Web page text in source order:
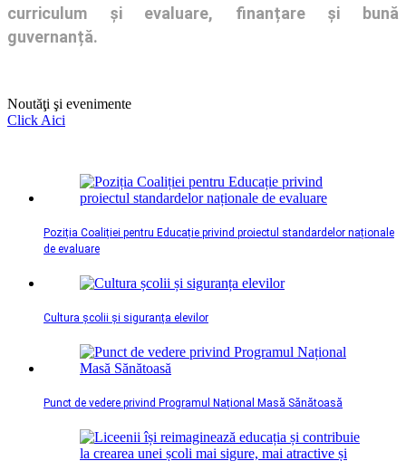
curriculum și evaluare, finanțare și bună
guvernanță.
Noutăţi şi evenimente
Click Aici
Poziția Coaliției pentru Educație privind proiectul standardelor naționale
de evaluare
Cultura școlii și siguranța elevilor
Punct de vedere privind Programul Național Masă Sănătoasă